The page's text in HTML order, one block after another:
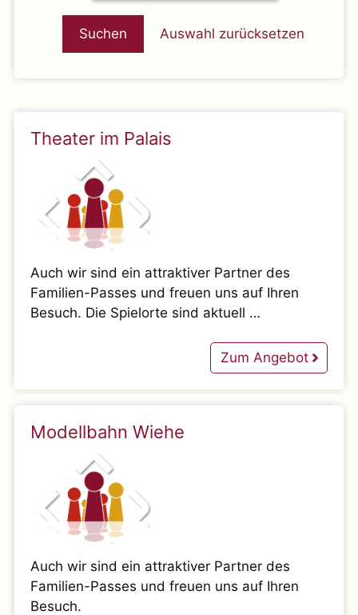
Auswahl zurücksetzen
Theater im Palais
Auch wir sind ein attraktiver Partner des
Familien-Passes und freuen uns auf Ihren
Besuch. Die Spielorte sind aktuell …
Zum Angebot
Modellbahn Wiehe
Auch wir sind ein attraktiver Partner des
Familien-Passes und freuen uns auf Ihren
Besuch.